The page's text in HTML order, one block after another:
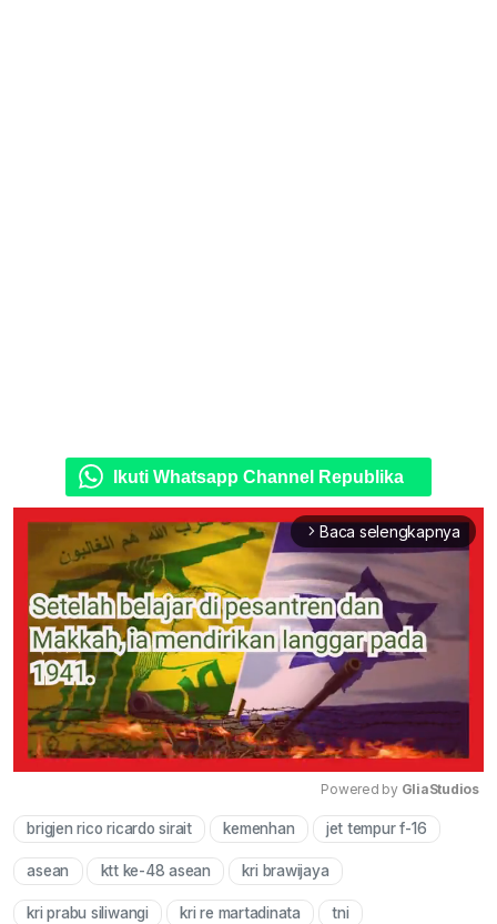
Ikuti Whatsapp Channel Republika
arrow_forward_ios Baca selengkapnya
Mute
Powered by GliaStudios
brigjen rico ricardo sirait kemenhan jet tempur f-16
asean ktt ke-48 asean kri brawijaya
kri prabu siliwangi kri re martadinata tni